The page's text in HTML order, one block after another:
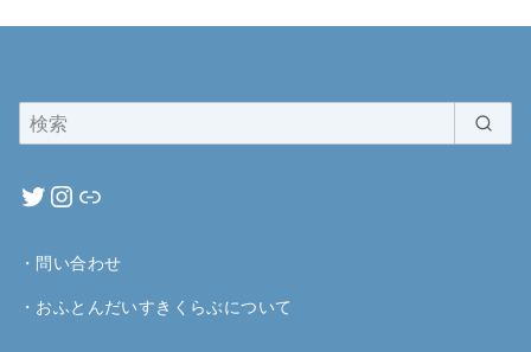
・ 問い合わせ
・ おふとんだいすきくらぶについて